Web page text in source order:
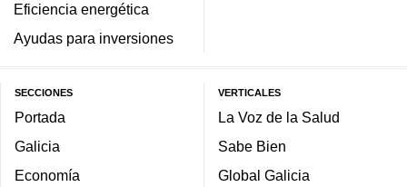
Eficiencia energética
Ayudas para inversiones
SECCIONES
Portada
Galicia
Economía
VERTICALES
La Voz de la Salud
Sabe Bien
Global Galicia